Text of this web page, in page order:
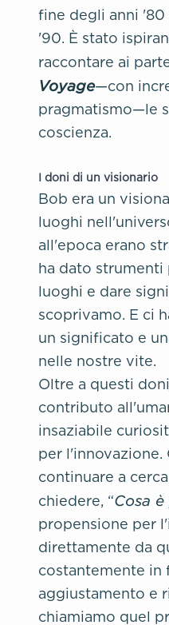
fine degli anni
'90. È stato
raccontare ai
Voyage—con
pragmatismo—le
coscienza.
I doni di un visionario
Bob era un
luoghi
all'epoca erano
ha dato strumenti
luoghi e dare
scoprivamo. E ci
un significato e
nelle nostre vite.
Oltre a questi
contributo
insaziabile
per l'innovazione.
continuare a
chiedere, “Cosa
propensione per
direttamente da
costantemente in
aggiustamento e
chiamiamo quel